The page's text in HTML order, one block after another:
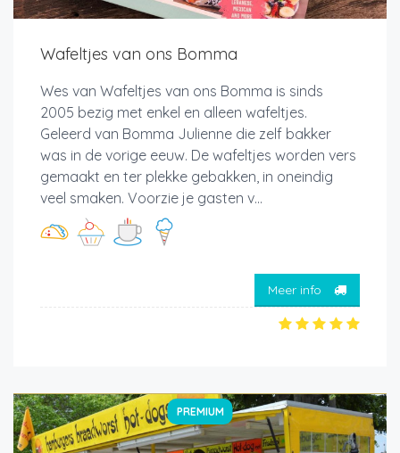
Wafeltjes van ons Bomma
Wes van Wafeltjes van ons Bomma is sinds
2005 bezig met enkel en alleen wafeltjes.
Geleerd van Bomma Julienne die zelf bakker
was in de vorige eeuw. De wafeltjes worden vers
gemaakt en ter plekke gebakken, in oneindig
veel smaken. Voorzie je gasten v...
Meer info
PREMIUM